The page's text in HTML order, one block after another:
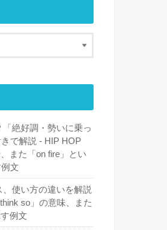
絶好調・勢いに乗っ
で解説 - HIP HOP
、また「on fire」とい
文
、使い方の違いを解説
think so」の意味、また
例文